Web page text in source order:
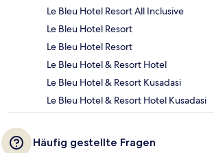
Le Bleu Hotel Resort All Inclusive
Le Bleu Hotel Resort
Le Bleu Hotel Resort
Le Bleu Hotel & Resort Hotel
Le Bleu Hotel & Resort Kusadasi
Le Bleu Hotel & Resort Hotel Kusadasi
Häufig gestellte Fragen